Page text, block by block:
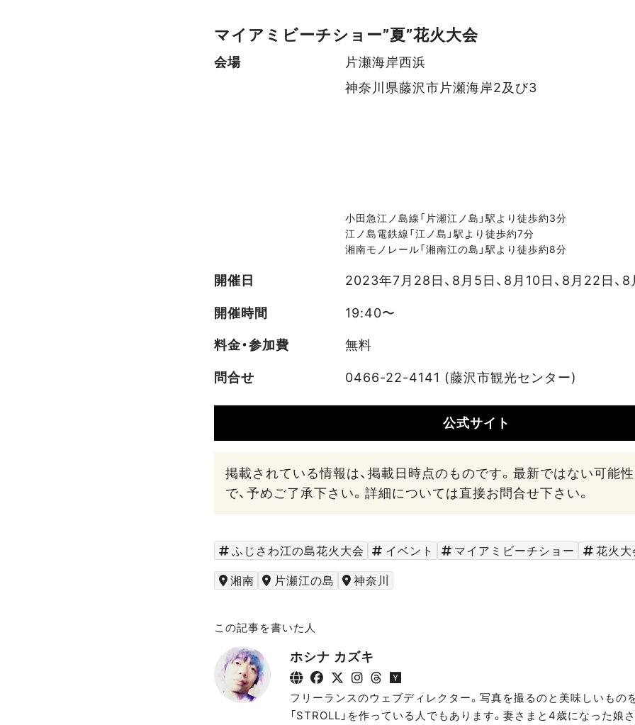
イベントデータ
マイアミビーチショー”夏”花火大会
会場
片瀬海岸西浜
神奈川県藤沢市片瀬海岸2及び3
小田急江ノ島線「片瀬江ノ島」駅より徒歩約3分
江ノ島電鉄線「江ノ島」駅より徒歩約7分
湘南モノレール「湘南江の島」駅より徒歩約8分
開催日 2023年7月28日、8月5日、8月10日、8月22日、
開催時間 19:40〜
料金・参加費 無料
問合せ 0466-22-4141 (藤沢市観光センター)
公式サイト
掲載されている情報は、掲載日時点のものです。最新ではない可能
で、予めご了承下さい。詳細については直接お問合せ下さい。
ふじさわ江の島花火大会 イベント マイアミビーチショー 花火大
湘南 片瀬江の島 神奈川
この記事を書いた人
ホシナ カズキ
フリーランスのウェブディレクター。写真を撮るのと美味しいもの
「STROLL」を作っている人でもあります。妻さまと4歳になった娘